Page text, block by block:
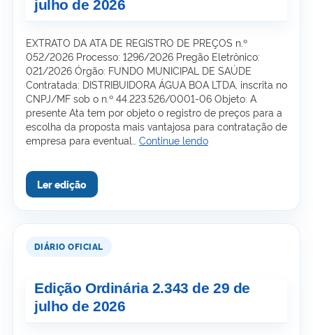
julho de 2026
EXTRATO DA ATA DE REGISTRO DE PREÇOS n.º
052/2026 Processo: 1296/2026 Pregão Eletrônico:
021/2026 Órgão: FUNDO MUNICIPAL DE SAÚDE
Contratada: DISTRIBUIDORA ÁGUA BOA LTDA, inscrita no
CNPJ/MF sob o n.º 44.223.526/0001-06 Objeto: A
presente Ata tem por objeto o registro de preços para a
escolha da proposta mais vantajosa para contratação de
empresa para eventual… Continue lendoEdição
de
julho
Edição Ordinária 2.343 de 29 de
julho de 2026